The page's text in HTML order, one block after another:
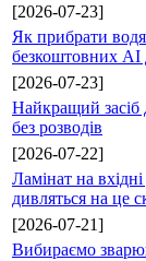
[2026-07-23]
Як прибрати
безкоштовних AI
[2026-07-23]
Найкращий засіб
без розводів
[2026-07-22]
Ламінат на
дивляться на це
[2026-07-21]
Вибираємо